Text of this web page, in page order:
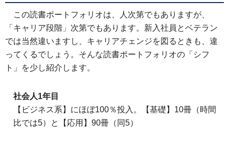
この読書ポートフォリオは、人次第でもありますが、
「キャリア段階」次第でもあります。新入社員とベテラン
では当然違いますし、キャリアチェンジを図るときも、違
ってくるでしょう。そんな読書ポートフォリオの「シフ
ト」を少し紹介します。
社会人1年目
【ビジネス系】にほぼ100％投入。【基礎】10冊（時間
比では5）と【応用】90冊（同5）